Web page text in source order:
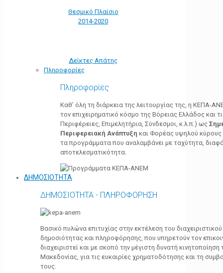
Θεσμικό Πλαίσιο
2014-2020
Δείκτες Απάτης
Πληροφορίες
Πληροφορίες
Καθ’ όλη τη διάρκεια της λειτουργίας της, η ΚΕΠΑ-
τον επιχειρηματικό κόσμο της Βόρειας Ελλάδος και
Περιφέρειες, Επιμελητήρια, Σύνδεσμοι, κ.λ.π.) ως
Περιφερειακή Ανάπτυξη και Φορέας υψηλού κύρους
τα προγράμματα που αναλαμβάνει με ταχύτητα,
αποτελεσματικότητα.
ΔΗΜΟΣΙΟΤΗΤΑ
ΔΗΜΟΣΙΟΤΗΤΑ - ΠΛΗΡΟΦΟΡΗΣΗ
Βασικό πυλώνα επιτυχίας στην εκτέλεση του
δημοσιότητας και πληροφόρησης, που υπηρετούν τον
διαχειριστεί και με σκοπό την μέγιστη δυνατή
Μακεδονίας, για τις ευκαιρίες χρηματοδότησης και τη
τους.